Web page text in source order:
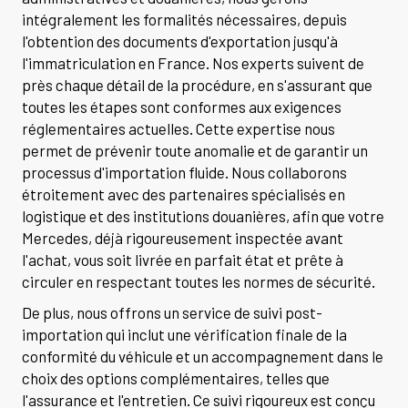
intégralement les formalités nécessaires, depuis
l'obtention des documents d'exportation jusqu'à
l'immatriculation en France. Nos experts suivent de
près chaque détail de la procédure, en s'assurant que
toutes les étapes sont conformes aux exigences
réglementaires actuelles. Cette expertise nous
permet de prévenir toute anomalie et de garantir un
processus d'importation fluide. Nous collaborons
étroitement avec des partenaires spécialisés en
logistique et des institutions douanières, afin que votre
Mercedes, déjà rigoureusement inspectée avant
l'achat, vous soit livrée en parfait état et prête à
circuler en respectant toutes les normes de sécurité.
De plus, nous offrons un service de suivi post-
importation qui inclut une vérification finale de la
conformité du véhicule et un accompagnement dans le
choix des options complémentaires, telles que
l'assurance et l'entretien. Ce suivi rigoureux est conçu